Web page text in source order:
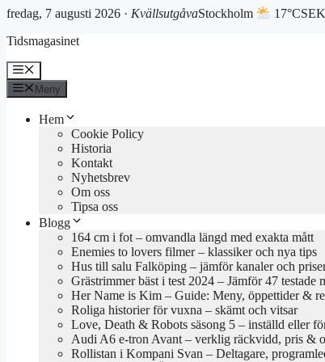
fredag, 7 augusti 2026 · KvällsutgåvaStockholm 17°C
till
Tidsmagasinet
Meny
Meny
Hem
Cookie Policy
Historia
Kontakt
Nyhetsbrev
Om oss
Tipsa oss
Blogg
164 cm i fot – omvandla längd med exakta mått
Enemies to lovers filmer – klassiker och nya tips
Hus till salu Falköping – jämför kanaler och
Grästrimmer bäst i test 2024 – Jämför 47 testade
Her Name is Kim – Guide: Meny, öppettider &
Roliga historier för vuxna – skämt och vitsar
Love, Death & Robots säsong 5 – inställd eller
Audi A6 e-tron Avant – verklig räckvidd, pris &
Rollistan i Kompani Svan – Deltagare,